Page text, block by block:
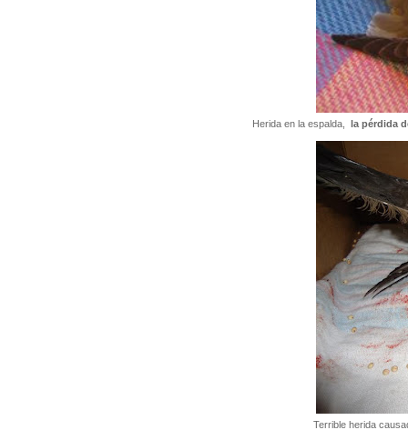
Herida en la espalda, la pérdida
Terrible herida